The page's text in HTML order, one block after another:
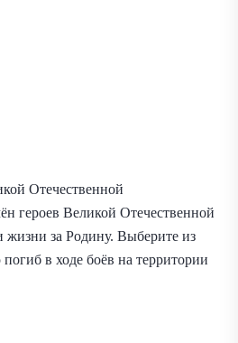
Отечественной
героев Великой Отечественной
за Родину. Выберите из
погиб в ходе боёв на территории